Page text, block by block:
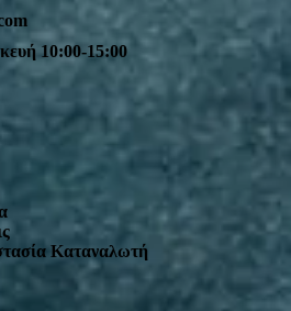
10:00-15:00
Καταναλωτή